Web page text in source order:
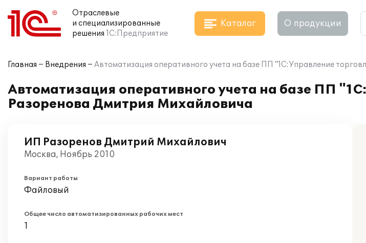
Отраслевые
и специализированные
решения 1С:Предприятие
Каталог О продукции
Главная Внедрения Автоматизация оперативного учета на базе ПП "1С:Управление
Автоматизация оперативного учета на базе ПП
Разоренова Дмитрия Михайловича
ИП Разоренов Дмитрий Михайлович
Москва, Ноябрь 2010
Вариант работы
Файловый
Общее число автоматизированных рабочих мест
1